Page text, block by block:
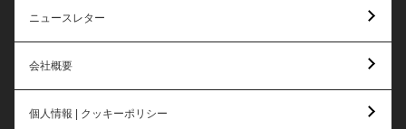
ニュースレター
会社概要
個人情報 | クッキーポリシー